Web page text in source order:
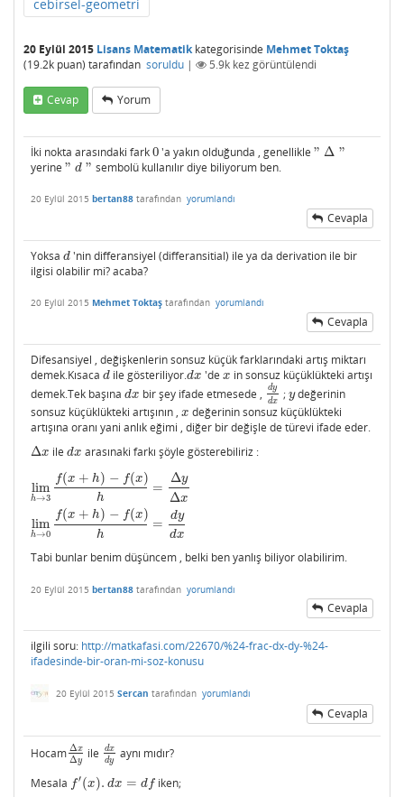
cebirsel-geometri
20 Eylül 2015 Lisans Matematikkategorisinde Mehmet Toktaş
(19.2k puan) tarafından soruldu | 5.9k kez görüntülendi
Cevap Yorum
İki nokta arasındaki fark0
0'a yakın olduğunda , genellikle" Δ "
"Δ"
yerine " d "
"d" sembolü kullanılır diye biliyorum ben.
20 Eylül 2015 bertan88 tarafından yorumlandı
Cevapla
Yoksa d
d 'nin differansiyel (differansitial) ile ya da derivation ile bir
ilgisi olabilir mi? acaba?
20 Eylül 2015 Mehmet Toktaş tarafından yorumlandı
Cevapla
Difesansiyel , değişkenlerin sonsuz küçük farklarındaki artış miktarı
demek.Kısaca d
d ile gösteriliyor.dx
dx 'dex
x in sonsuz küçüklükteki artışı
demek.Tek başına dx
dx bir şey ifade etmesede , dy
dx
dyd x; y
ydeğerinin
sonsuz küçüklükteki artışının , x
x değerinin sonsuz küçüklükteki
artışına oranı yani anlık eğimi , diğer bir değişle de türevi ifade eder.
Δx
Δx ile dx
dx arasınaki farkı şöyle gösterebiliriz :
lim
h→3
f(x + h) − f(x)
h
=
Δy
Δx
lim
h→0
f(x + h) − f(x)
h
=
dy
dx
lim h→ 3f( x+h)− h=Δy
Tabi bunlar benim düşüncem , belki ben yanlış biliyor olabilirim.
20 Eylül 2015 bertan88 tarafından yorumlandı
Cevapla
ilgili soru: http://matkafasi.com/22670/%24-frac-dx-dy-%24-
ifadesinde-bir-oran-mi-soz-konusu
20 Eylül 2015 Sercan tarafından yorumlandı
Cevapla
Hocam Δx
Δy
ΔxΔ yile dx
dy
dxdy
aynı mıdır?
Mesala f′(x). dx = df
f′(x).dx =df iken;